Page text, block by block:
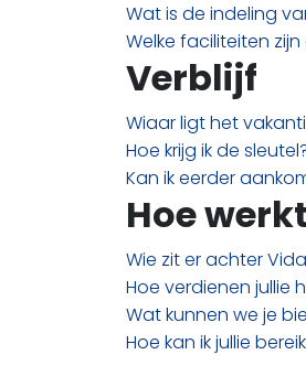
Wat is de indeling
Welke faciliteiten
Verblijf
Wiaar ligt het
Hoe krijg ik de
Kan ik eerder
Hoe
Wie zit er achter
Hoe verdienen jullie
Wat kunnen we je
Hoe kan ik jullie